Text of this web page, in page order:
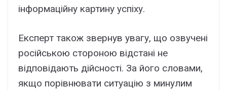
інформаційну картину успіху.
Експерт також звернув увагу, що озвучені
російською стороною відстані не
відповідають дійсності. За його словами,
якщо порівнювати ситуацію з минулим